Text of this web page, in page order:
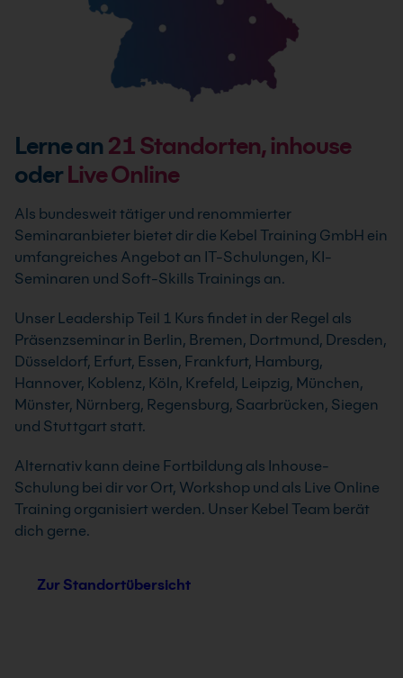
Lerne an 21Standorten, inhouse
oderLive Online
Als bundesweit tätiger und renommierter
Seminaranbieter bietet dir die Kebel Training GmbH ein
umfangreiches Angebot an IT-Schulungen, KI-
Seminaren und Soft-Skills Trainings an.
Unser Leadership Teil 1 Kurs findet in der Regel als
Präsenzseminar in Berlin, Bremen, Dortmund, Dresden,
Düsseldorf, Erfurt, Essen, Frankfurt, Hamburg,
Hannover, Koblenz, Köln, Krefeld, Leipzig, München,
Münster, Nürnberg, Regensburg, Saarbrücken, Siegen
und Stuttgart statt.
Alternativ kann deine Fortbildung als Inhouse-
Schulung bei dir vor Ort, Workshop und als Live Online
Training organisiert werden. Unser Kebel Team berät
dich gerne.
Zur Standortübersicht